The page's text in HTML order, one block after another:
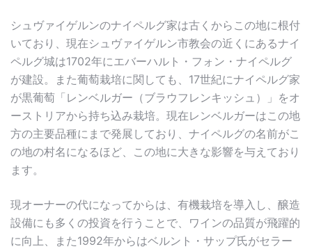
シュヴァイゲルンのナイペルグ家は古くからこの地に根付
いており、現在シュヴァイゲルン市教会の近くにあるナイ
ペルグ城は1702年にエバーハルト・フォン・ナイペルグ
が建設。また葡萄栽培に関しても、17世紀にナイペルグ家
が黒葡萄「レンベルガー（ブラウフレンキッシュ）」をオ
ーストリアから持ち込み栽培。現在レンベルガーはこの地
方の主要品種にまで発展しており、ナイペルグの名前がこ
の地の村名になるほど、この地に大きな影響を与えており
ます。
現オーナーの代になってからは、有機栽培を導入し、醸造
設備にも多くの投資を行うことで、ワインの品質が飛躍的
に向上、また1992年からはベルント・サップ氏がセラー